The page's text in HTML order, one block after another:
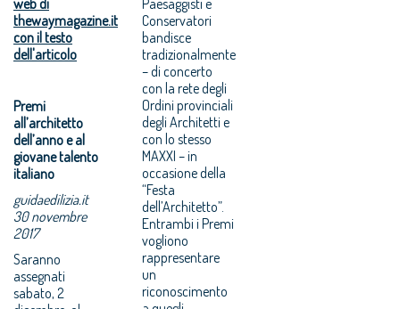
thewaymagazine.it
con il testo
dell'articolo
Premi
all’architetto
dell’anno e al
giovane talento
italiano
guidaedilizia.it
30 novembre
2017
Saranno
assegnati
sabato, 2
Conservatori
bandisce
tradizionalmente
– di concerto
con la rete degli
Ordini provinciali
degli Architetti e
con lo stesso
MAXXI – in
occasione della
“Festa
dell’Architetto”.
Entrambi i Premi
vogliono
rappresentare
un
riconoscimento